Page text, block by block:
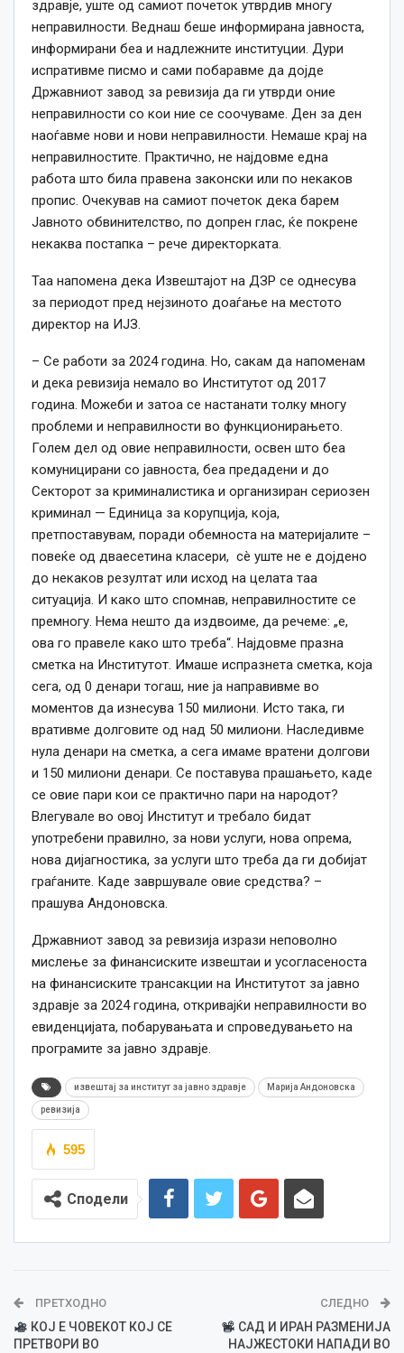
здравје, уште од самиот почеток утврдив многу
неправилности. Веднаш беше информирана јавноста,
информирани беа и надлежните институции. Дури
испративме писмо и сами побаравме да дојде
Државниот завод за ревизија да ги утврди оние
неправилности со кои ние се соочуваме. Ден за ден
наоѓавме нови и нови неправилности. Немаше крај на
неправилностите. Практично, не најдовме една
работа што била правена законски или по некаков
пропис. Очекував на самиот почеток дека барем
Јавното обвинителство, по допрен глас, ќе покрене
некаква постапка – рече директорката.
Таа напомена дека Извештајот на ДЗР се однесува
за периодот пред нејзиното доаѓање на местото
директор на ИЈЗ.
– Се работи за 2024 година. Но, сакам да напоменам
и дека ревизија немало во Институтот од 2017
година. Можеби и затоа се настанати толку многу
проблеми и неправилности во функционирањето.
Голем дел од овие неправилности, освен што беа
комуницирани со јавноста, беа предадени и до
Секторот за криминалистика и организиран сериозен
криминал — Единица за корупција, која,
претпоставувам, поради обемноста на материјалите –
повеќе од дваесетина класери, сè уште не е дојдено
до некаков резултат или исход на целата таа
ситуација. И како што спомнав, неправилностите се
премногу. Нема нешто да издвоиме, да речеме: „е,
ова го правеле како што треба“. Најдовме празна
сметка на Институтот. Имаше испразнета сметка, која
сега, од 0 денари тогаш, ние ја направивме во
моментов да изнесува 150 милиони. Исто така, ги
вративме долговите од над 50 милиони. Наследивме
нула денари на сметка, а сега имаме вратени долгови
и 150 милиони денари. Се поставува прашањето, каде
се овие пари кои се практично пари на народот?
Влегувале во овој Институт и требало бидат
употребени правилно, за нови услуги, нова опрема,
нова дијагностика, за услуги што треба да ги добијат
граѓаните. Каде завршувале овие средства? –
прашува Андоновска.
Државниот завод за ревизија изрази неповолно
мислење за финансиските извештаи и усогласеноста
на финансиските трансакции на Институтот за јавно
здравје за 2024 година, откривајќи неправилности во
евиденцијата, побарувањата и спроведувањето на
програмите за јавно здравје.
извештај за институт за јавно здравје Марија Андоновска
ревизија
595
Сподели
ПРЕТХОДНО
КОЈ Е ЧОВЕКОТ КОЈ СЕ
ПРЕТВОРИ ВО
СЛЕДНО
САД И ИРАН РАЗМЕНИЈА
НАЈЖЕСТОКИ НАПАДИ ВО